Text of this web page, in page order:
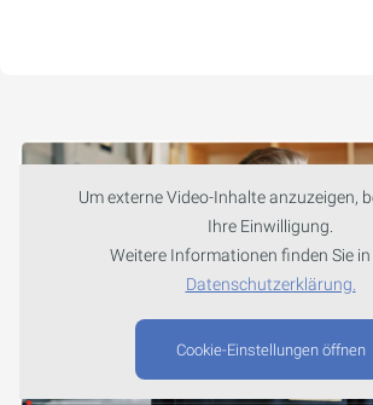
Um externe Video-Inhalte anzuzeigen,
Ihre Einwilligung.
Weitere Informationen finden Sie
Datenschutzerklärung.
Cookie-Einstellungen öffnen